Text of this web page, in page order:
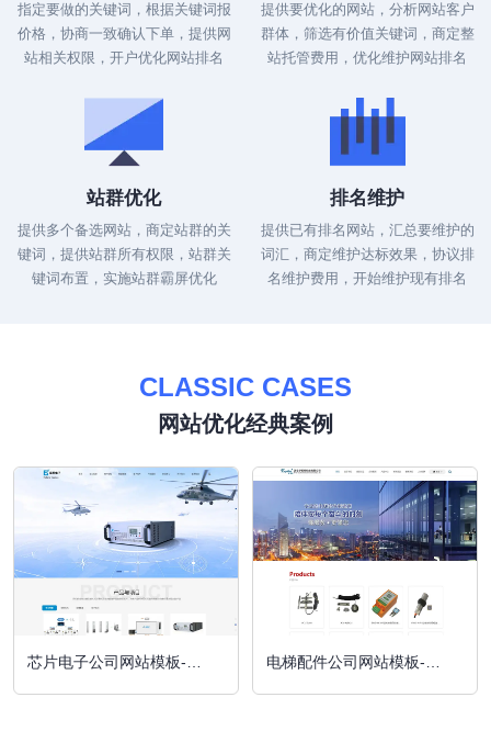
指定要做的关键词，根据关键词报
价格，协商一致确认下单，提供网
站相关权限，开户优化网站排名
提供要优化的网站，分析网站客户
群体，筛选有价值关键词，商定整
站托管费用，优化维护网站排名
站群优化
提供多个备选网站，商定站群的关
键词，提供站群所有权限，站群关
键词布置，实施站群霸屏优化
排名维护
提供已有排名网站，汇总要维护的
词汇，商定维护达标效果，协议排
名维护费用，开始维护现有排名
CLASSIC CASES
网站优化经典案例
芯片电子公司网站模板-
电梯配件公司网站模板-